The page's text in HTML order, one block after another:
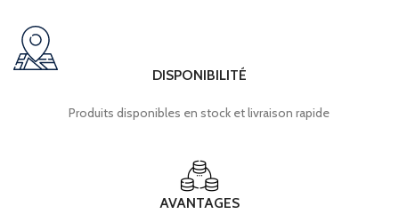
DISPONIBILITÉ
Produits disponibles en stock et livraison rapide
AVANTAGES